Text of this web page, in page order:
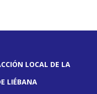
LOCAL DE LA
LIÉBANA